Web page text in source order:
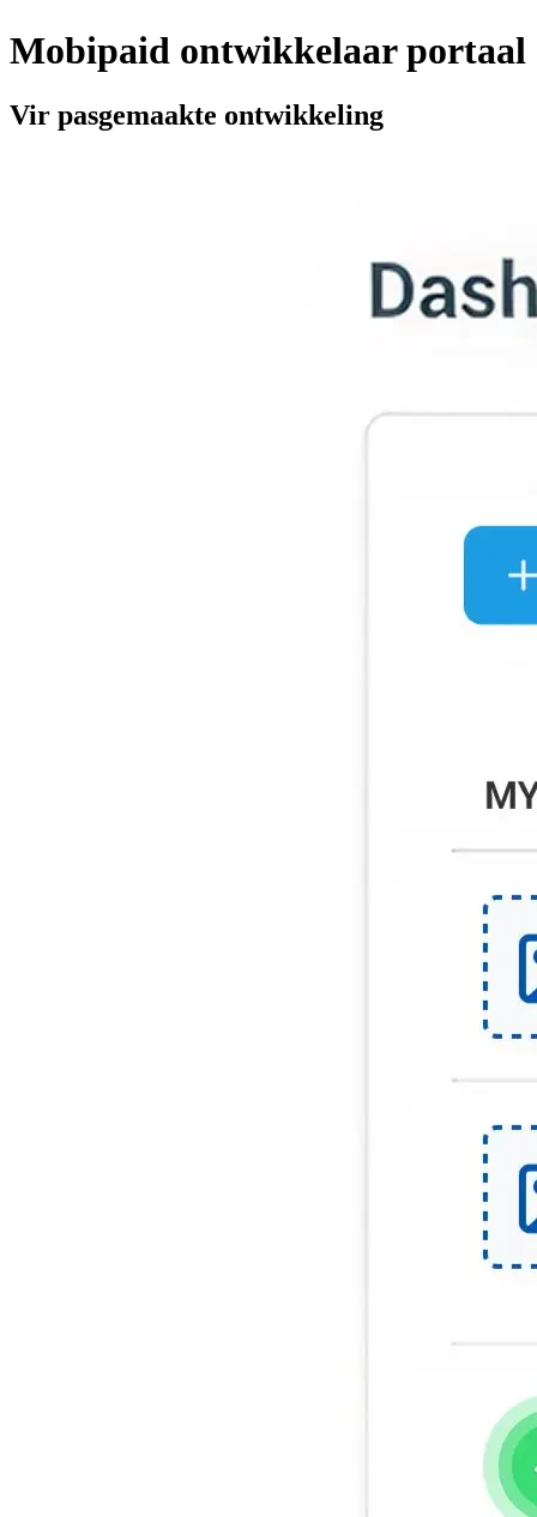
Mobipaid ontwikkelaar portaal
Vir pasgemaakte ontwikkeling